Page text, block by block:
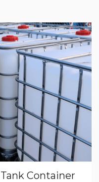
Container